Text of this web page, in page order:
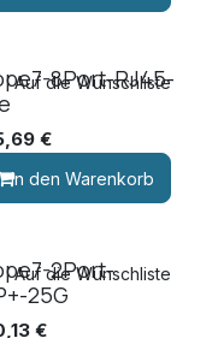
8Port-RJ45-
€
In den Warenkorb
Auf die Wunschliste
2Port-
25G
€
Auf die Wunschliste